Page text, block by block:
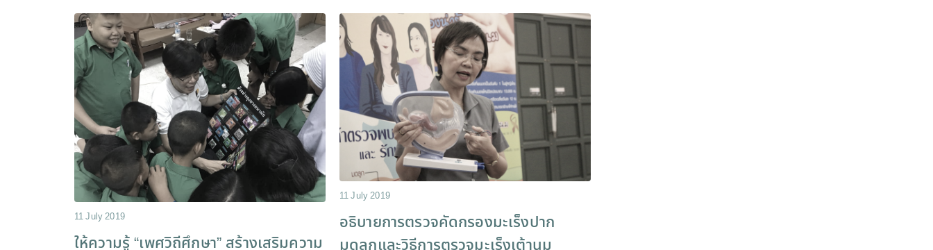
11 July 2019
ให้ความรู้ “เพศวิถีศึกษา” สร้างเสริมความ
11 July 2019
อธิบายการตรวจคัดกรองมะเร็งปาก
มดลูกและวิธีการตรวจมะเร็งเต้านม